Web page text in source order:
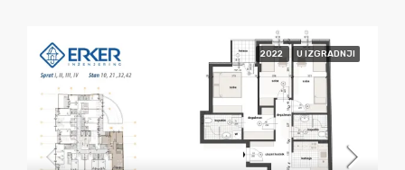
2022 U IZGRADNJI